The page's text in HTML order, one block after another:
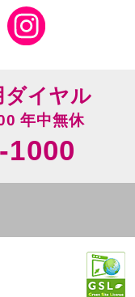
ダイヤル
年中無休
1000